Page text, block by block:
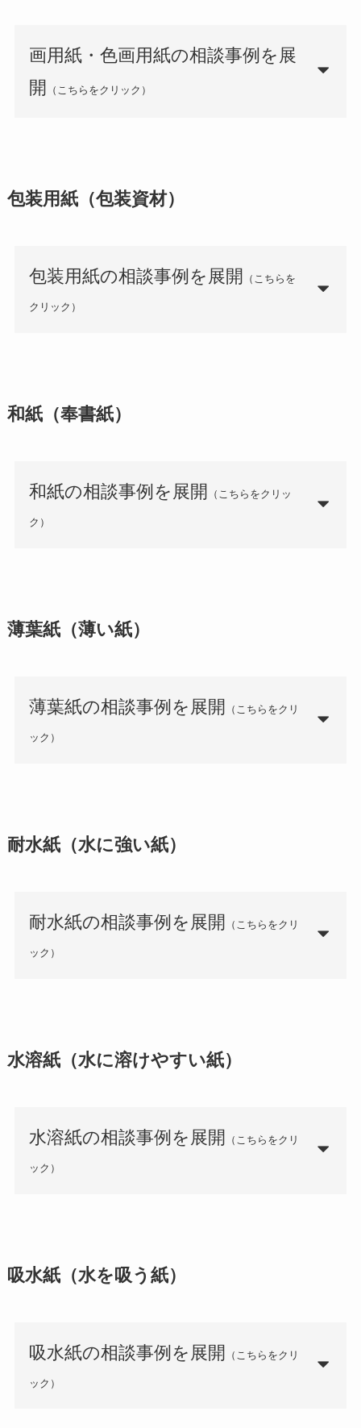
画用紙・色画用紙の相談事例を展
開
（こちらをクリック）
包装用紙（包装資材）
包装用紙の相談事例を展開 （こちらを
クリック）
和紙（奉書紙）
和紙の相談事例を展開 （こちらをクリッ
ク）
薄葉紙（薄い紙）
薄葉紙の相談事例を展開 （こちらをクリ
ック）
耐水紙（水に強い紙）
耐水紙の相談事例を展開 （こちらをクリ
ック）
水溶紙（水に溶けやすい紙）
水溶紙の相談事例を展開 （こちらをクリ
ック）
吸水紙（水を吸う紙）
吸水紙の相談事例を展開 （こちらをクリ
ック）